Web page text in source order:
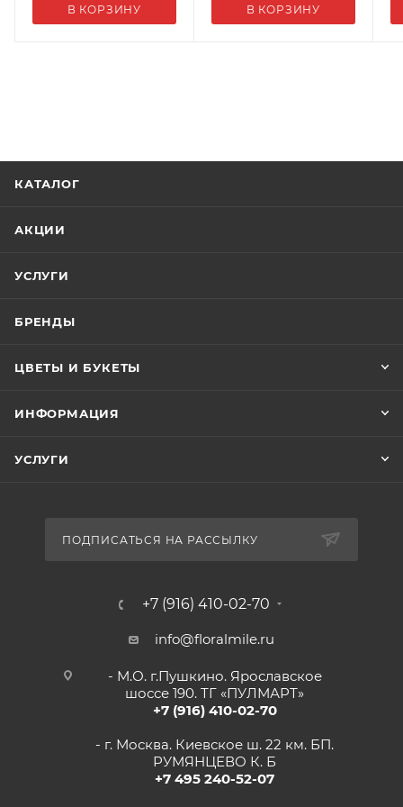
семейных традиций и новогодних воспоминаний.
В КОРЗИНУ В КОРЗИНУ
КАТАЛОГ
АКЦИИ
УСЛУГИ
БРЕНДЫ
ЦВЕТЫ И БУКЕТЫ
ИНФОРМАЦИЯ
УСЛУГИ
ПОДПИСАТЬСЯ НА РАССЫЛКУ
+7 (916) 410-02-70
info@floralmile.ru
- М.О. г.Пушкино. Ярославское
шоссе 190. ТГ «ПУЛМАРТ»
+7 (916) 410-02-70
- г. Москва. Киевское ш. 22 км. БП.
РУМЯНЦЕВО К. Б
+7 495 240-52-07